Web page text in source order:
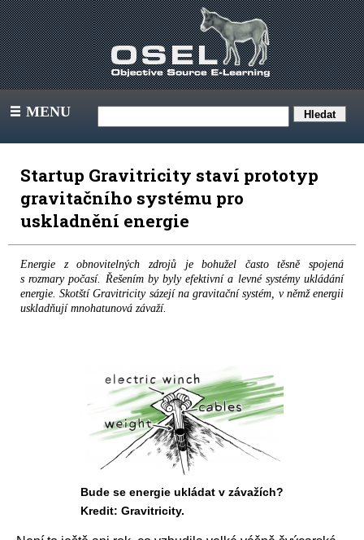
III MENU
Startup Gravitricity staví prototyp
gravitačního systému pro
uskladnění energie
Energie z obnovitelných zdrojů je bohužel často těsně spojená
s rozmary počasí. Řešením by byly efektivní a levné systémy ukládání
energie. Skotští Gravitricity sázejí na gravitační systém, v němž energii
uskladňují mnohatunová závaží.
Bude se energie ukládat v závažích?
Kredit: Gravitricity.